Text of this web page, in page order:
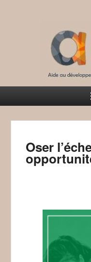
Atiola
Oser